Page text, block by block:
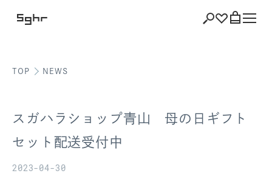
ショッピング バッグを見る
TOP NEWS
スガハラショップ青山 母の日ギフト
セット配送受付中
2023-04-30